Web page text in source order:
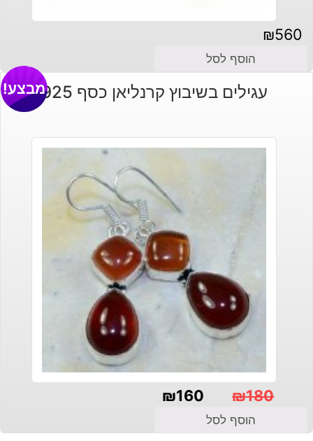
₪560
הוסף לסל
עגילים בשיבוץ קרנליאן כסף 925 מבצע!
₪180
₪160
הוסף לסל